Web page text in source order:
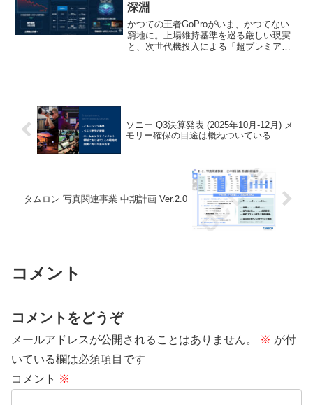
深淵
かつての王者GoProがいま、かつてない
窮地に。上場維持基準を巡る厳しい現実
と、次世代機投入による「超プレミアム
ソニー Q3決算発表 (2025年10月-12月) メ
モリー確保の目途は概ねついている
タムロン 写真関連事業 中期計画 Ver.2.0
コメント
コメントをどうぞ
メールアドレスが公開されることはありません。 ※ が付
いている欄は必須項目です
コメント ※